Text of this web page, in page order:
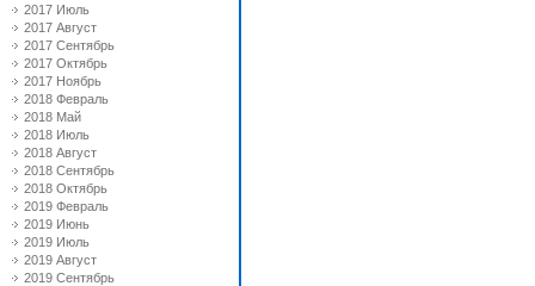
2017 Июль
2017 Август
2017 Сентябрь
2017 Октябрь
2017 Ноябрь
2018 Февраль
2018 Май
2018 Июль
2018 Август
2018 Сентябрь
2018 Октябрь
2019 Февраль
2019 Июнь
2019 Июль
2019 Август
2019 Сентябрь